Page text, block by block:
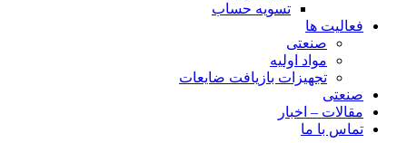
تسویه حساب
فعالیت ها
صنعتی
مواد اولیه
تجهیزات بازیافت ضایعات
صنعتی
مقالات – اخبار
تماس با ما